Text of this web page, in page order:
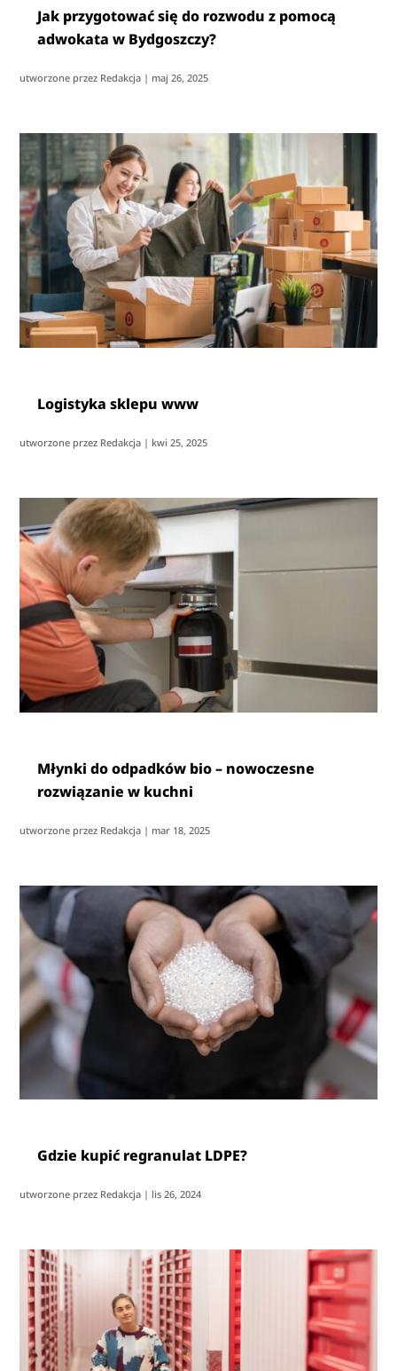
Jak przygotować się do rozwodu z pomocą
adwokata w Bydgoszczy?
utworzone przez Redakcja | maj 26, 2025
Logistyka sklepu www
utworzone przez Redakcja | kwi 25, 2025
Młynki do odpadków bio – nowoczesne
rozwiązanie w kuchni
utworzone przez Redakcja | mar 18, 2025
Gdzie kupić regranulat LDPE?
utworzone przez Redakcja | lis 26, 2024